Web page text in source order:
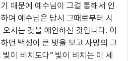
때문에 예수님이 그걸 통해서 인
여 예수님은 당시 그때로부터 시
시는 것을 예언하신 것입니다. 이
던 백성이 큰 빛을 보고 사망의 그
이 비치도다” 빛이 비치는 이 세